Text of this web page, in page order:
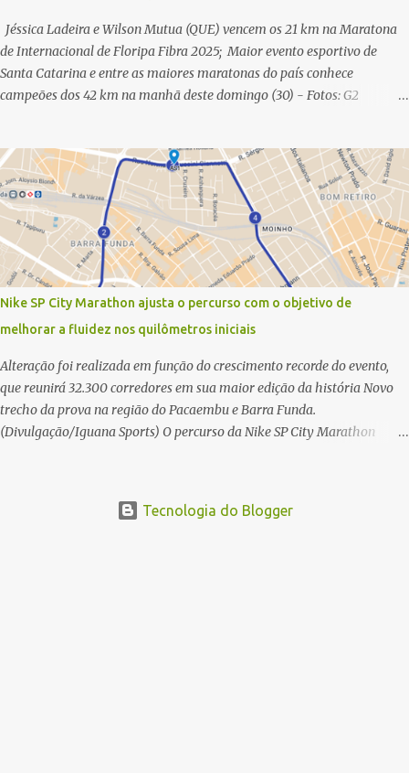
Jéssica Ladeira e Wilson Mutua (QUE) vencem os 21 km na Maratona
de Internacional de Floripa Fibra 2025; Maior evento esportivo de
Santa Catarina e entre as maiores maratonas do país conhece
campeões dos 42 km na manhã deste domingo (30) - Fotos: G2
2025. Na manhã deste sábado (30) foram conhecidos os campeões dos
21 km do maior evento esportivo de Santa Catarina. A mineira Jessica
Ladeira e o queniano Wilson Mutua foram os vencedores da meia
maratona, ambos com a quebra de recorde da prova. Neste domingo
(31) será a vez da prova principal, os 42,195 km da maratona, além da
corrida de 5 KM. As largadas, na Avenida Beira-Mar Norte, em
Florianópolis, na altura do Trapiche, começam às 5h10. Entre as
maiores maratonas brasileiras deste ano, a Maratona Internacional de
Floripa Fibra 2025 reúne um total de 19.230 atletas. Além da meia
marat...
Nike SP City Marathon ajusta o percurso com o objetivo de
melhorar a fluidez nos quilômetros iniciais
Alteração foi realizada em função do crescimento recorde do evento,
que reunirá 32.300 corredores em sua maior edição da história Novo
trecho da prova na região do Pacaembu e Barra Funda.
(Divulgação/Iguana Sports) O percurso da Nike SP City Marathon
em função do crescimento do evento, que em 2026 reunirá 32.300
corredores, o maior número de participantes de sua história. Com
Tecnologia do Blogger